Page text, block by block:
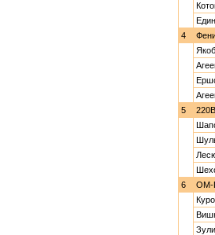
4
5
220В
6
ОМ-